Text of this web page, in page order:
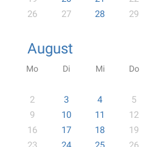
26
27 28 29
August
Mo Di Mi Do
2
3 4 5
9
10 11 12
16
17 18 19